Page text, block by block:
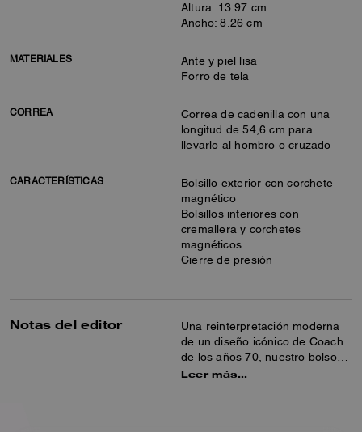
Altura: 13.97 cm
Ancho: 8.26 cm
MATERIALES
Ante y piel lisa
Forro de tela
CORREA
Correa de cadenilla con una
longitud de 54,6 cm para
llevarlo al hombro o cruzado
CARACTERÍSTICAS
Bolsillo exterior con corchete
magnético
Bolsillos interiores con
cremallera y corchetes
magnéticos
Cierre de presión
Notas del editor
Una reinterpretación moderna
de un diseño icónico de Coach
de los años 70, nuestro bolso
de hombro Tabby estructurado
Leer más…